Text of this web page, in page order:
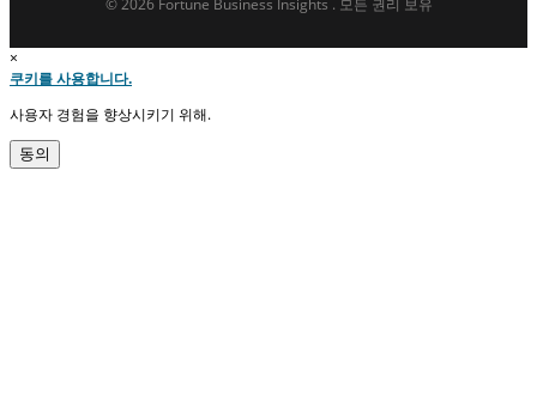
×
쿠키를 사용합니다.
사용자 경험을 향상시키기 위해.
동의